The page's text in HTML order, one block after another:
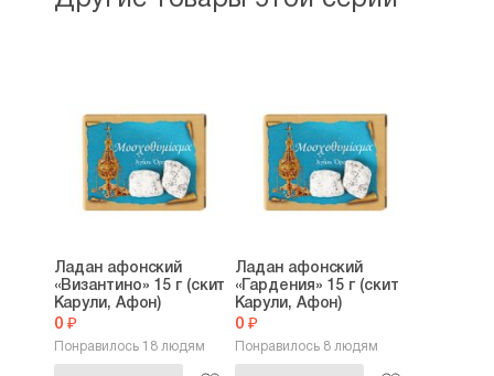
Ладан афонский
«Византино» 15 г (скит
Карули, Афон)
0 ₽
Понравилось 18 людям
Ладан афонский
«Гардения» 15 г (скит
Карули, Афон)
0 ₽
Понравилось 8 людям